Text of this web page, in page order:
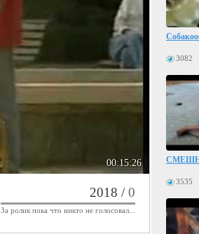
00:15:26
2018 /0
За ролик пока что никто не голосовал...
3082
3535